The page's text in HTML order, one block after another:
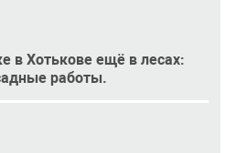
в Хотькове ещё в лесах:
работы.